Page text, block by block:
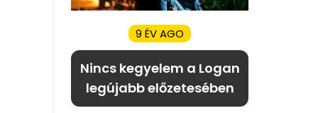
9 ÉV AGO
Nincs kegyelem a Logan
legújabb előzetesében